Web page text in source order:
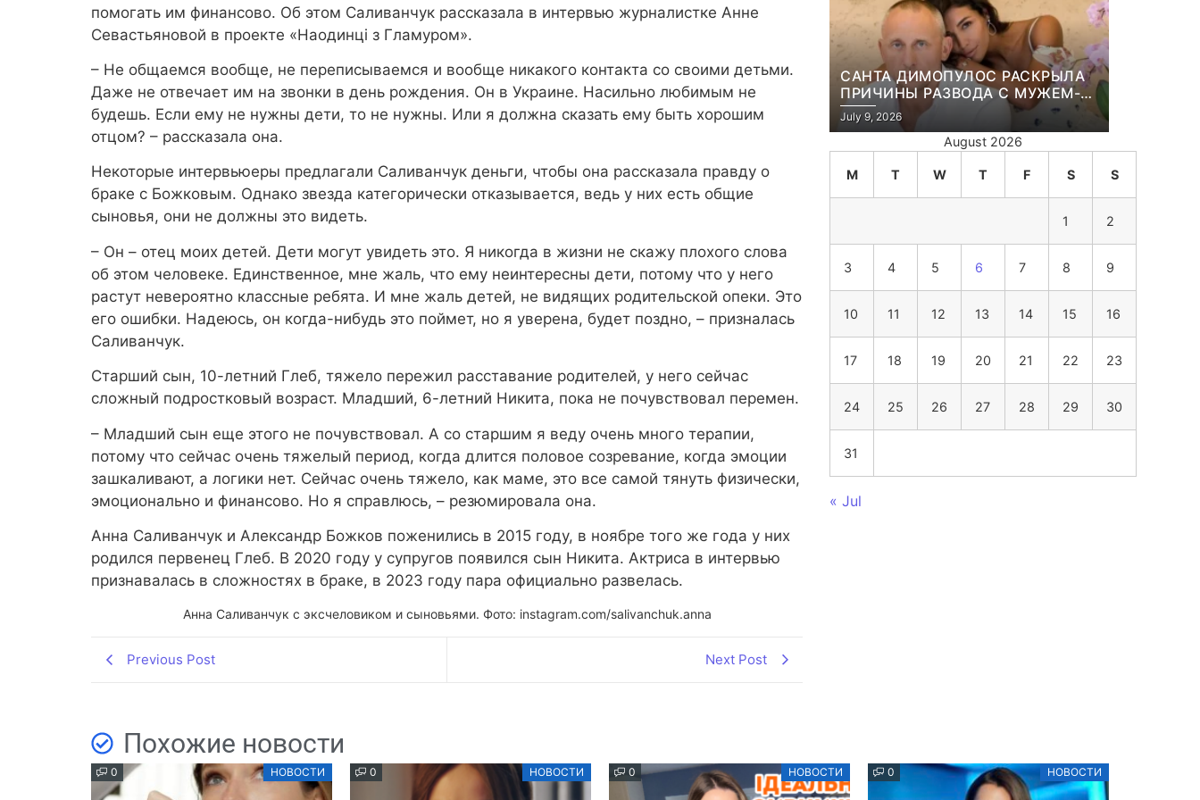
помогать им финансово. Об этом Саливанчук рассказала в интервью журналистке Анне
Севастьяновой в проекте «Наодинці з Гламуром».
– Не общаемся вообще, не переписываемся и вообще никакого контакта со своими детьми.
Даже не отвечает им на звонки в день рождения. Он в Украине. Насильно любимым не
будешь. Если ему не нужны дети, то не нужны. Или я должна сказать ему быть хорошим
отцом? – рассказала она.
Некоторые интервьюеры предлагали Саливанчук деньги, чтобы она рассказала правду о
браке с Божковым. Однако звезда категорически отказывается, ведь у них есть общие
сыновья, они не должны это видеть.
– Он – отец моих детей. Дети могут увидеть это. Я никогда в жизни не скажу плохого слова
об этом человеке. Единственное, мне жаль, что ему неинтересны дети, потому что у него
растут невероятно классные ребята. И мне жаль детей, не видящих родительской опеки. Это
его ошибки. Надеюсь, он когда-нибудь это поймет, но я уверена, будет поздно, – призналась
Саливанчук.
Старший сын, 10-летний Глеб, тяжело пережил расставание родителей, у него сейчас
сложный подростковый возраст. Младший, 6-летний Никита, пока не почувствовал перемен.
– Младший сын еще этого не почувствовал. А со старшим я веду очень много терапии,
потому что сейчас очень тяжелый период, когда длится половое созревание, когда эмоции
зашкаливают, а логики нет. Сейчас очень тяжело, как маме, это все самой тянуть физически,
эмоционально и финансово. Но я справлюсь, – резюмировала она.
Анна Саливанчук и Александр Божков поженились в 2015 году, в ноябре того же года у них
родился первенец Глеб. В 2020 году у супругов появился сын Никита. Актриса в интервью
признавалась в сложностях в браке, в 2023 году пара официально развелась.
Анна Саливанчук с эксчеловиком и сыновьями. Фото: instagram.com/salivanchuk.anna
Previous Post Next Post
САНТА ДИМОПУЛОС РАСКРЫЛА
ПРИЧИНЫ РАЗВОДА С МУЖЕМ-
БИЗНЕСМЕНОМ
July 9, 2026
August 2026
M T W T F S S
1 2
3 4 5 6 7 8 9
10 11 12 13 14 15 16
17 18 19 20 21 22 23
24 25 26 27 28 29 30
31
« Jul
Похожие новости
0 НОВОСТИ 0 НОВОСТИ 0 НОВОСТИ 0 НОВОСТИ